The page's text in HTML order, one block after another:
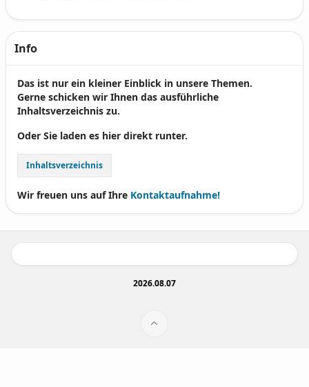
Info
Das ist nur ein kleiner Einblick in unsere Themen.
Gerne schicken wir Ihnen das ausführliche
Inhaltsverzeichnis zu.
Oder Sie laden es hier direkt runter.
Inhaltsverzeichnis
Wir freuen uns auf Ihre Kontaktaufnahme!
2026.08.07